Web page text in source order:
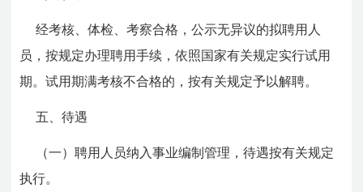
经考核、体检、考察合格，公示无异议的拟聘用人
员，按规定办理聘用手续，依照国家有关规定实行试用
期。试用期满考核不合格的，按有关规定予以解聘。
五、待遇
（一）聘用人员纳入事业编制管理，待遇按有关规定
执行。